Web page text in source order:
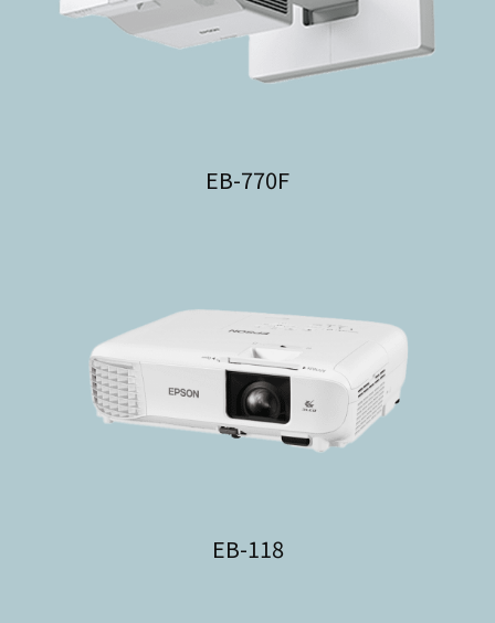
EB-770F
EB-118